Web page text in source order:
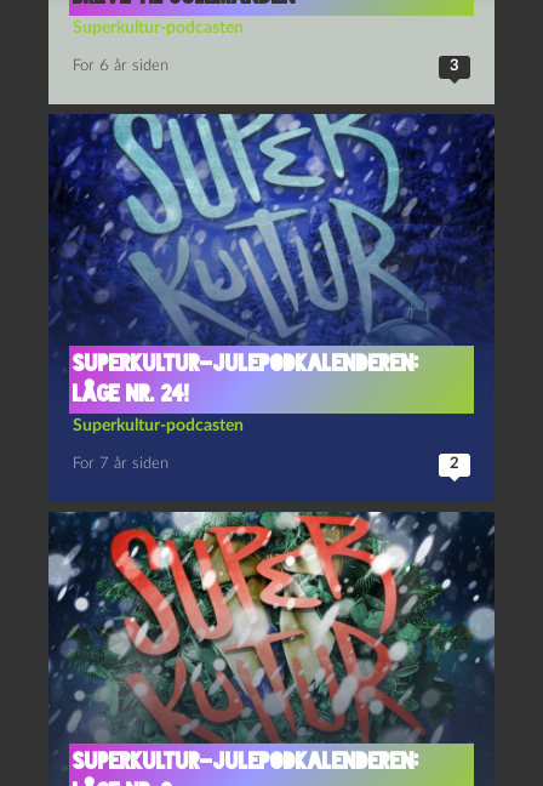
Superkultur-podcasten
For 6 år siden 3
Superkultur-julepodkalenderen:
Låge nr. 24!
Superkultur-podcasten
For 7 år siden 2
Superkultur-julepodkalenderen: